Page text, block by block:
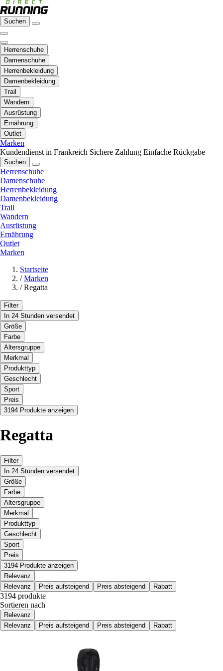
Suchen
Herrenschuhe
Damenschuhe
Herrenbekleidung
Damenbekleidung
Trail
Wandern
Ausrüstung
Ernährung
Outlet
Marken
Kundendienst in Frankreich Sichere Zahlung Einfache Rückgabe
Suchen
Herrenschuhe
Damenschuhe
Herrenbekleidung
Damenbekleidung
Trail
Wandern
Ausrüstung
Ernährung
Outlet
Marken
Startseite
/ Marken
/ Regatta
Filter
In 24 Stunden versendet
Größe
Farbe
Altersgruppe
Merkmal
Produkttyp
Geschlecht
Sport
Preis
3194 Produkte anzeigen
Regatta
Filter
In 24 Stunden versendet
Größe
Farbe
Altersgruppe
Merkmal
Produkttyp
Geschlecht
Sport
Preis
3194 Produkte anzeigen
Relevanz
Relevanz
Preis aufsteigend Preis absteigend Rabatt
3194 produkte
Sortieren nach
Relevanz
Relevanz
Preis aufsteigend Preis absteigend Rabatt